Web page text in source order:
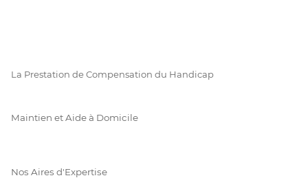
La Prestation de Compensation du Handicap
Maintien et Aide à Domicile
Nos Aires d'Expertise